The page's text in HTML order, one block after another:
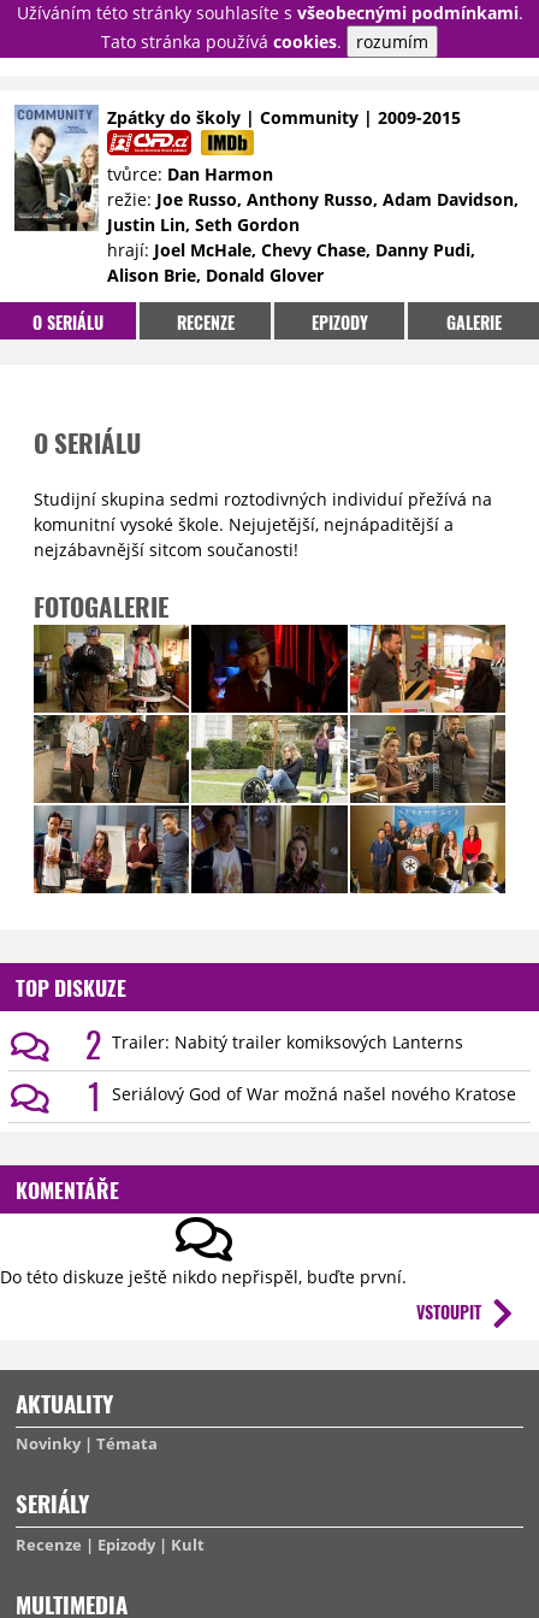
Užíváním této stránky souhlasíte s všeobecnými podmínkami.
Tato stránka používá cookies. rozumím
PŘIHLÁSIT
NOVINKY
TÉMATA
RECENZE
EPIZODY
KULT
TRAILERY
GALERIE
DISKUZE
STATISTIKY
Zpátky do školy | Community | 2009-2015
tvůrce: Dan Harmon
režie: Joe Russo, Anthony Russo, Adam Davidson,
Justin Lin, Seth Gordon
hrají: Joel McHale, Chevy Chase, Danny Pudi,
Alison Brie, Donald Glover
O SERIÁLU RECENZE EPIZODY GALERIE
O SERIÁLU
Studijní skupina sedmi roztodivných individuí přežívá na
komunitní vysoké škole. Nejujetější, nejnápaditější a
nejzábavnější sitcom součanosti!
FOTOGALERIE
TOP DISKUZE
2 Trailer: Nabitý trailer komiksových Lanterns
1 Seriálový God of War možná našel nového Kratose
KOMENTÁŘE
Do této diskuze ještě nikdo nepřispěl, buďte první.
VSTOUPIT
AKTUALITY
Novinky Témata
SERIÁLY
Recenze Epizody Kult
MULTIMEDIA